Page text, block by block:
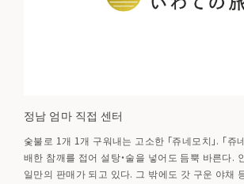
정남 엄마 직접 센터
숯불로 1개 1개 구워내는 고소한 「쥬네모치」. 「쥬
배한 참깨를 접어 설탕・술을 넣어도 듬뿍 바른다.
일만의 판매가 되고 있다. 그 밖에도 갓 구운 야채